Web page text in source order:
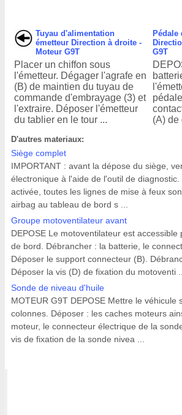
Tuyau d'alimentation
émetteur Direction à droite -
Moteur G9T
Placer un chiffon sous
l'émetteur. Dégager l'agrafe en
(B) de maintien du tuyau de
commande d'embrayage (3) et
l'extraire. Déposer l'émetteur
du tablier en le tour ...
Pédale
G9T
(A) de
D'autres materiaux:
Siège complet
IMPORTANT : avant la dépose du siège,
électronique à l'aide de l'outil de
activée, toutes les lignes de mise à feux
airbag au tableau de bord s ...
Groupe motoventilateur avant
DEPOSE Le motoventilateur est
de bord. Débrancher : la batterie, le
Déposer le support connecteur (B).
Déposer la vis (D) de fixation du motoventi ...
Sonde de niveau d'huile
MOTEUR G9T DEPOSE Mettre le
colonnes. Déposer : les caches moteurs
moteur, le connecteur électrique de la
vis de fixation de la sonde nivea ...